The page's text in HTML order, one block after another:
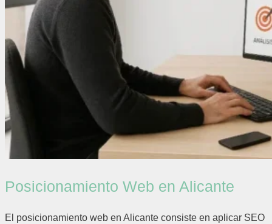
Posicionamiento Web en Alicante
El posicionamiento web en Alicante consiste en aplicar SEO